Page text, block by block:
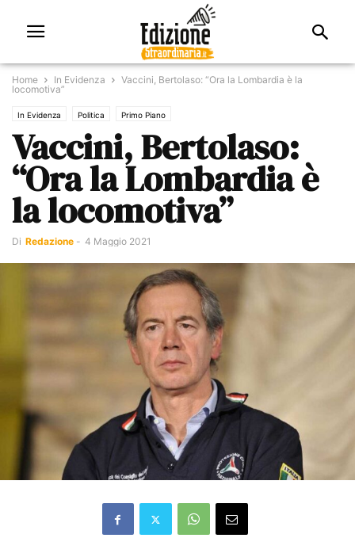
Home In Evidenza
Vaccini, Bertolaso: “Ora la Lombardia è la
locomotiva”
In Evidenza Politica Primo Piano
Vaccini, Bertolaso:
“Ora la Lombardia è
la locomotiva”
Di Redazione - 4 Maggio 2021